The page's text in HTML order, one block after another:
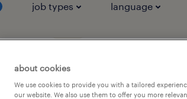
job types language
埼玉県入間郡
about cookies
We use cookies to provide you with a tailored
our website. We also use them to offer you more